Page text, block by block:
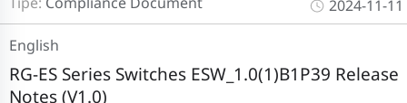
2024-11-11
RG-ES Series Switches ESW_1.0(1)B1P39 Release
Notes (V1.0)
English